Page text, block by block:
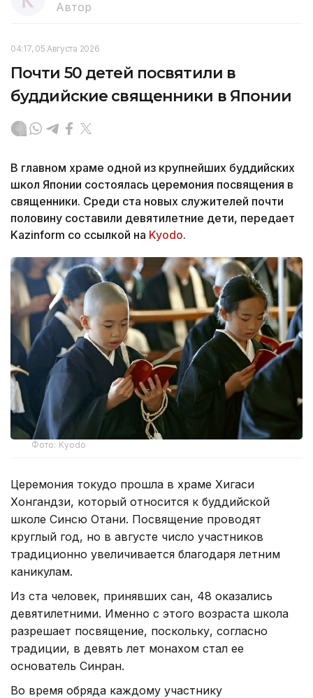
Автор
04:17, 05 Августа 2026
Почти 50 детей посвятили в
буддийские священники в Японии
В главном храме одной из крупнейших буддийских
школ Японии состоялась церемония посвящения в
священники. Среди ста новых служителей почти
половину составили девятилетние дети, передает
Kazinform со ссылкой на Kyodo.
Фото: Kyodo
Церемония токудо прошла в храме Хигаси
Хонгандзи, который относится к буддийской
школе Синсю Отани. Посвящение проводят
круглый год, но в августе число участников
традиционно увеличивается благодаря летним
каникулам.
Из ста человек, принявших сан, 48 оказались
девятилетними. Именно с этого возраста школа
разрешает посвящение, поскольку, согласно
традиции, в девять лет монахом стал ее
основатель Синран.
Во время обряда каждому участнику